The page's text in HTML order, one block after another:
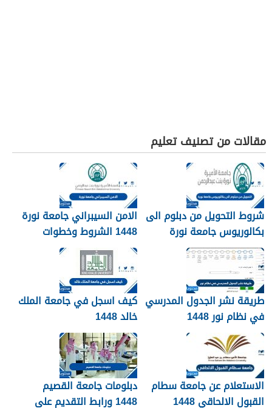
مقالات من تصنيف تعليم
شروط التحويل من دبلوم الى
بكالوريوس جامعة نورة
1448
الامن السيبراني جامعة نورة
1448 الشروط وخطوات
التقديم
طريقة نشر الجدول المدرسي
في نظام نور 1448
كيف اسجل في جامعة الملك
خالد 1448
الاستعلام عن جامعة سطام
القبول الالحاقي 1448
دبلومات جامعة القصيم
1448 ورابط التقديم على